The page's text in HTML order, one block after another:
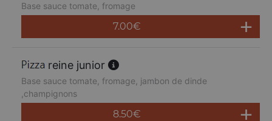
Base sauce tomate, fromage
7.00€
reine junior
Base sauce tomate, fromage, jambon de dinde
,champignons
8.50€